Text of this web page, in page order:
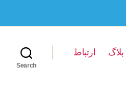
بلاگ ارتباط
Search